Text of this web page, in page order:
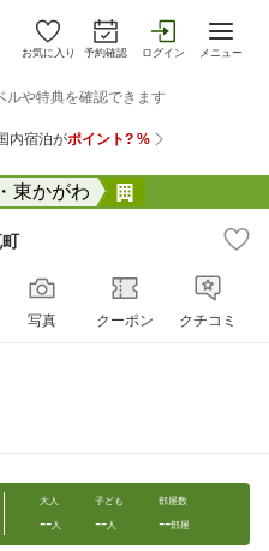
お気に入り 予約確認 ログイン メニュー
東かがわ
写真 クーポン クチコミ
大人
--人
子ども
--人
部屋数
--部屋